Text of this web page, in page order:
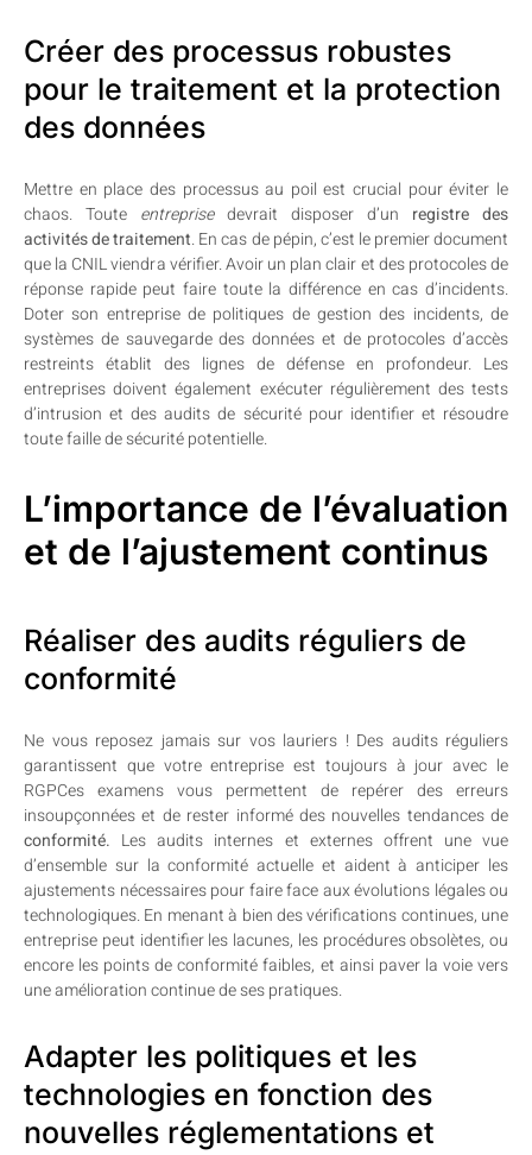
Créer des processus robustes
pour le traitement et la protection
des données
Mettre en place des processus au poil est crucial pour éviter le
chaos. Toute entreprisedevrait disposer d’un registre des
activités de traitement. En cas de pépin, c’est le premier document
que la CNIL viendra vérifier. Avoir un plan clair et des protocoles de
réponse rapide peut faire toute la différence en cas d’incidents.
Doter son entreprise de politiques de gestion des incidents, de
systèmes de sauvegarde des données et de protocoles d’accès
restreints établit des lignes de défense en profondeur. Les
entreprises doivent également exécuter régulièrement des tests
d’intrusion et des audits de sécurité pour identifier et résoudre
toute faille de sécurité potentielle.
L’importance de l’évaluation
et de l’ajustement continus
Réaliser des audits réguliers de
conformité
Ne vous reposez jamais sur vos lauriers ! Des audits réguliers
garantissent que votre entreprise est toujours à jour avec le
RGPCes examens vous permettent de repérer des erreurs
insoupçonnées et de rester informé des nouvelles tendances de
conformité. Les audits internes et externes offrent une vue
d’ensemble sur la conformité actuelle et aident à anticiper les
ajustements nécessaires pour faire face aux évolutions légales ou
technologiques. En menant à bien des vérifications continues, une
entreprise peut identifier les lacunes, les procédures obsolètes, ou
encore les points de conformité faibles, et ainsi paver la voie vers
une amélioration continue de ses pratiques.
Adapter les politiques et les
technologies en fonction des
nouvelles réglementations et